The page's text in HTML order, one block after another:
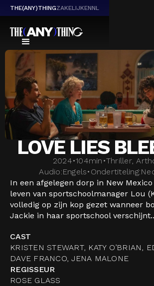
THE(ANY)THINGZAKELIJKENNL
LOVE LIES
2024•104min •Thriller,
Audio:Engels• Ondertiteling:
In een afgelegen dorp in New
leven van sportschoolmanager Lou
volledig op zijn kop gezet wanneer
Jackie in haar sportschool
CAST
KRISTEN STEWART, KATY O’BRIAN,
DAVE FRANCO, JENA MALONE
REGISSEUR
ROSE GLASS